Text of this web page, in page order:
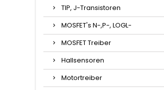
TIP, J-Transistoren
MOSFET's N-,P-, LOGL-
MOSFET Treiber
Hallsensoren
Motortreiber